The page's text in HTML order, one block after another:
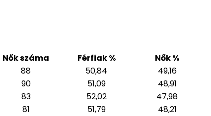
Nők száma Férfiak %
Nők %
88 50,84
49,16
90 51,09
48,91
83 52,02
47,98
81 51,79
48,21